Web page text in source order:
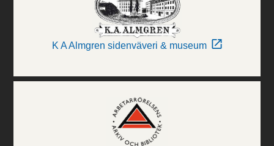
K A Almgren sidenväveri & museum